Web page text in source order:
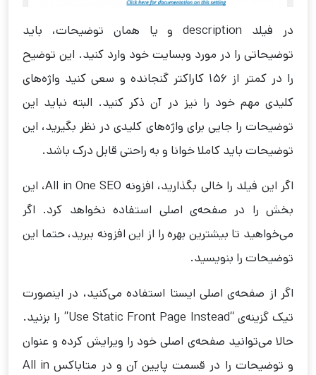
در فیلد description و یا همان توضیحات، باید
توضیحاتی را در مورد وبسایت خود وارد کنید. این توضیح
را در کمتر از 156 کاراکتر گنجانده و سعی کنید واژه‌های
کلیدی مهم خود را نیز در آن ذکر کنید. البته نباید این
توضیحات را جایی برای واژه‌های کلیدی در نظر بگیرید، این
توضیحات باید کاملا خوانا و به راحتی قابل درک باشد.
اگر این فیلد را خالی بگذارید، افزونه All in One SEO، این
بخش را در صفحه‌ی اصلی استفاده نخواهد کرد. اگر
می‌خواهید تا بیشترین بهره را از این افزونه ببرید، حتما این
توضیحات را بنویسید.
اگر از صفحه‌ی اصلی ایستا استفاده می‌کنید، در اینصورت
تیک گزینه‌ی “Use Static Front Page Instead” را بزنید.
حالا می‌توانید صفحه‌‌ی اصلی خود را ویرایش کرده و عنوان
و توضیحات را در قسمت پایین آن و در متاباکس All in